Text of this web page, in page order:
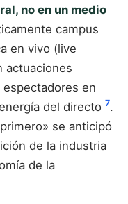
no en un medio
campus
en vivo (live
actuaciones
en
del directo 7.
se anticipó
de la industria
de la